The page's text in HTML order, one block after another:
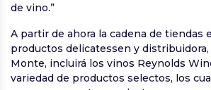
de vino.”
A partir de ahora la cadena de tiendas
productos delicatessen y
Monte, incluirá los vinos Reynolds
variedad de productos selectos, los